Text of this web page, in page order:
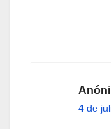
4 de